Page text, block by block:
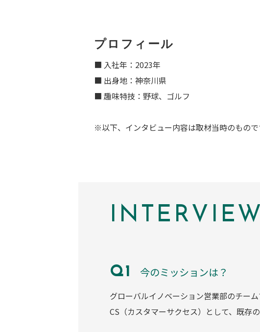
プロフィール
■ 入社年：2023年
■ 出身地：神奈川県
■ 趣味特技：野球、ゴルフ
※以下、インタビュー内容は取材当時のもので
INTERVIEW
今のミッションは？
グローバルイノベーション営業部のチー
CS（カスタマーサクセス）として、既存